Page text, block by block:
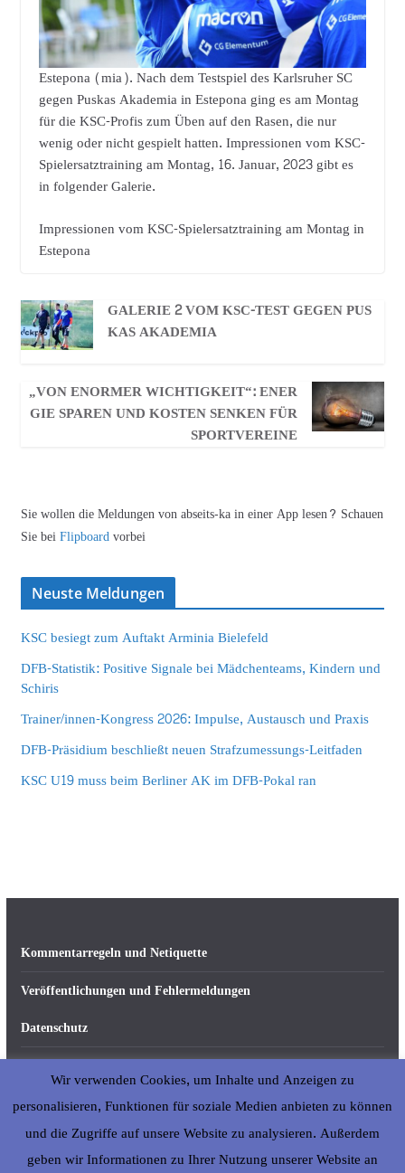
Estepona (mia). Nach dem Testspiel des Karlsruher SC
gegen Puskas Akademia in Estepona ging es am Montag
für die KSC-Profis zum Üben auf den Rasen, die nur
wenig oder nicht gespielt hatten. Impressionen vom KSC-
Spielersatztraining am Montag, 16. Januar, 2023 gibt es
in folgender Galerie.
Impressionen vom KSC-Spielersatztraining am Montag in
Estepona
GALERIE 2 VOM KSC-TEST GEGEN PUS
KAS AKADEMIA
„VON ENORMER WICHTIGKEIT“: ENER
GIE SPAREN UND KOSTEN SENKEN FÜR
SPORTVEREINE
Sie wollen die Meldungen von abseits-ka in einer App lesen? Schauen
Sie beiFlipboardvorbei
Neuste Meldungen
KSC besiegt zum Auftakt Arminia Bielefeld
DFB-Statistik: Positive Signale bei Mädchenteams, Kindern und
Schiris
Trainer/innen-Kongress 2026: Impulse, Austausch und Praxis
DFB-Präsidium beschließt neuen Strafzumessungs-Leitfaden
KSC U19 muss beim Berliner AK im DFB-Pokal ran
Kommentarregeln und Netiquette
Veröffentlichungen und Fehlermeldungen
Datenschutz
Impressum
Über abseits-ka.de
Wir verwenden Cookies, um Inhalte und Anzeigen zu
personalisieren, Funktionen für soziale Medien anbieten zu können
und die Zugriffe auf unsere Website zu analysieren. Außerdem
geben wir Informationen zu Ihrer Nutzung unserer Website an